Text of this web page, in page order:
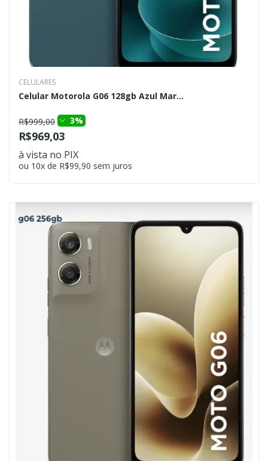
CELULARES
Celular Motorola G06 128gb Azul Mar...
R$999,00 3%
R$969,03
à vista no PIX
ou 10x de R$99,90 sem juros